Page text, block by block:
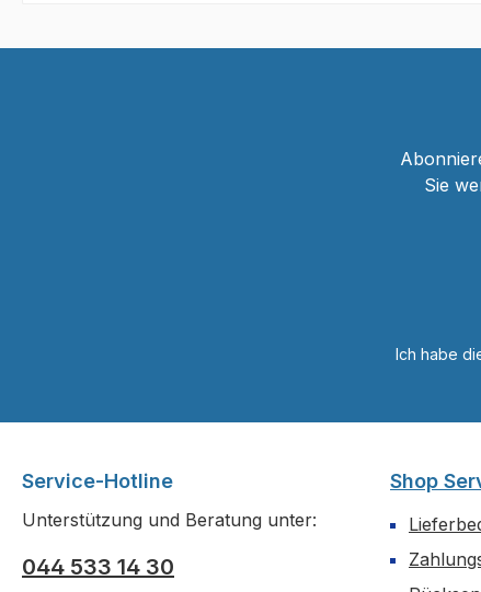
Sie
Ich habe
Service-Hotline
Unterstützung und Beratung unter:
044 533 14 30
Shop